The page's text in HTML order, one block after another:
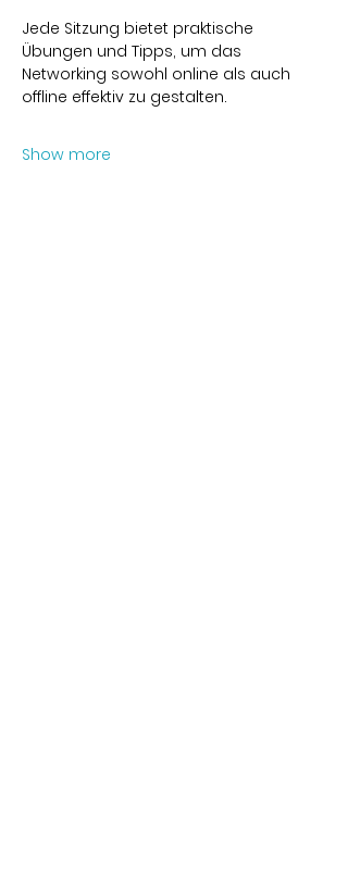
Jede Sitzung bietet praktische
Übungen und Tipps, um das
Networking sowohl online als auch
offline effektiv zu gestalten.
Show more